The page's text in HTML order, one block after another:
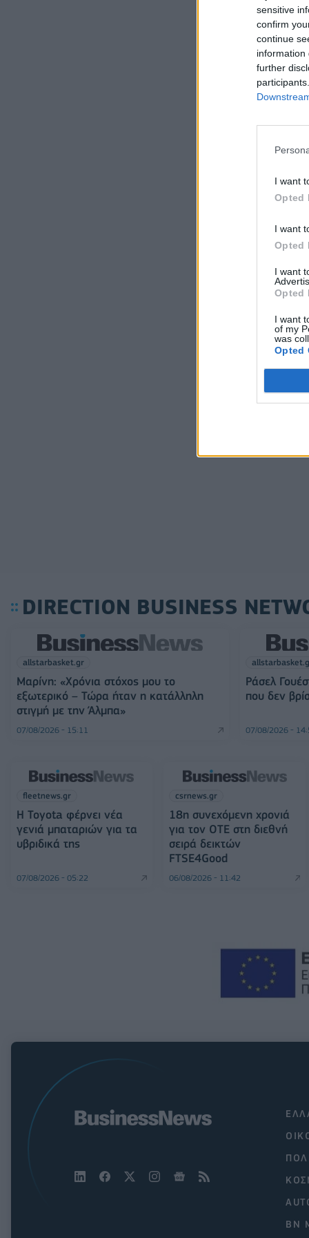
sensitive
confirm
continue
information
further
I want
Opted
I want
Opted
I want
Opted
I want
of my
was
Opted
DIRECTION BUSINESS
allstarbasket.gr
Μαρίνη: «Χρόνια στόχος μου το
εξωτερικό – Τώρα ήταν η κατάλληλη
στιγμή με την Άλμπα»
07/08/2026 - 15:11
Ράσελ
που δεν
07/08/2026 -
fleetnews.gr
Η Toyota φέρνει νέα
γενιά μπαταριών για τα
υβριδικά της
07/08/2026 - 05:22
csrnews.gr
18η συνεχόμενη χρονιά
για τον ΟΤΕ στη διεθνή
σειρά δεικτών
FTSE4Good
06/08/2026 - 11:42
BN